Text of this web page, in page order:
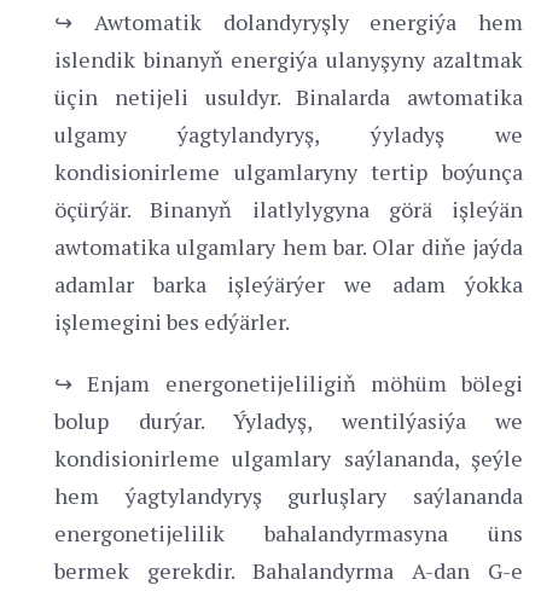
↪ Awtomatik dolandyryşly energiýa hem
islendik binanyň energiýa ulanyşyny azaltmak
üçin netijeli usuldyr. Binalarda awtomatika
ulgamy ýagtylandyryş, ýyladyş we
kondisionirleme ulgamlaryny tertip boýunça
öçürýär. Binanyň ilatlylygyna görä işleýän
awtomatika ulgamlary hem bar. Olar diňe jaýda
adamlar barka işleýärýer we adam ýokka
işlemegini bes edýärler.
↪ Enjam energonetijeliligiň möhüm bölegi
bolup durýar. Ýyladyş, wentilýasiýa we
kondisionirleme ulgamlary saýlananda, şeýle
hem ýagtylandyryş gurluşlary saýlananda
energonetijelilik bahalandyrmasyna üns
bermek gerekdir. Bahalandyrma A-dan G-e